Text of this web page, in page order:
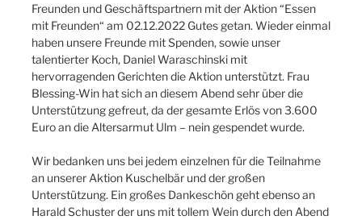
Freunden und Geschäftspartnern mit der Aktion “Essen
mit Freunden“ am 02.12.2022 Gutes getan. Wieder einmal
haben unsere Freunde mit Spenden, sowie unser
talentierter Koch, Daniel Waraschinski mit
hervorragenden Gerichten die Aktion unterstützt. Frau
Blessing-Win hat sich an diesem Abend sehr über die
Unterstützung gefreut, da der gesamte Erlös von 3.600
Euro an die Altersarmut Ulm – nein gespendet wurde.
Wir bedanken uns bei jedem einzelnen für die Teilnahme
an unserer Aktion Kuschelbär und der großen
Unterstützung. Ein großes Dankeschön geht ebenso an
Harald Schuster der uns mit tollem Wein durch den Abend